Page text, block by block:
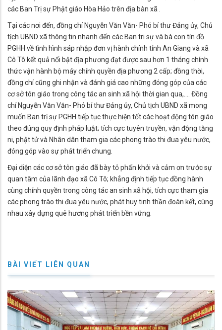
các Ban Trị sự Phật giáo Hòa Hảo trên địa bàn xã .
Tại các nơi đến, đồng chí Nguyễn Văn Văn- Phó bí thư Đảng ủy, Chủ
tịch UBND xã thông tin nhanh đến các Ban tri sự và bà con tín đồ
PGHH về tình hình sáp nhập đơn vị hành chính tỉnh An Giang và xã
Cô Tô kết quả nổi bật địa phương đạt được sau hơn 1 tháng chính
thức vận hành bộ máy chính quyền địa phương 2 cấp; đồng thời,
đồng chí cũng ghi nhận và đánh giá cao những đóng góp của các
cơ sở tôn giáo trong công tác an sinh xã hội thời gian qua,…. Đồng
chí Nguyễn Văn Văn- Phó bí thư Đảng ủy, Chủ tịch UBND xã mong
muốn Ban trị sự PGHH tiếp tục thực hiện tốt các hoạt động tôn giáo
theo đúng quy định pháp luật; tích cực tuyên truyền, vận động tăng
ni, phật tử và Nhân dân tham gia các phong trào thi đua yêu nước,
đóng góp vào sự phát triển chung.
Đại diện các cơ sở tôn giáo đã bày tỏ phấn khởi và cảm ơn trước sự
quan tâm của lãnh đạo xã Cô Tô; khẳng định tiếp tục đồng hành
cùng chính quyền trong công tác an sinh xã hội, tích cực tham gia
các phong trào thi đua yêu nước, phát huy tinh thần đoàn kết, cùng
nhau xây dựng quê hương phát triển bền vững.
BÀI VIẾT LIÊN QUAN